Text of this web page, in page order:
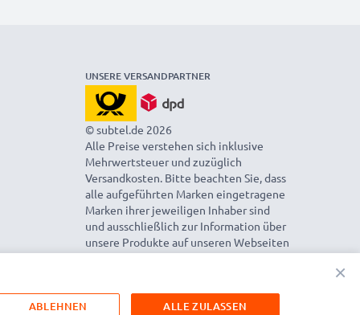
UNSERE VERSANDPARTNER
© subtel.de 2026
Alle Preise verstehen sich inklusive
Mehrwertsteuer und zuzüglich
Versandkosten. Bitte beachten Sie, dass
alle aufgeführten Marken eingetragene
Marken ihrer jeweiligen Inhaber sind
und ausschließlich zur Information über
unsere Produkte auf unseren Webseiten
genannt werden.
×
ALLE ZULASSEN
ABLEHNEN